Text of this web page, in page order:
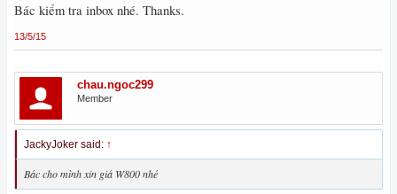
Bác kiểm tra inbox nhé. Thanks.
13/5/15
chau.ngoc299
Member
JackyJoker said: ↑
Bác cho mình xin giá W800 nhé